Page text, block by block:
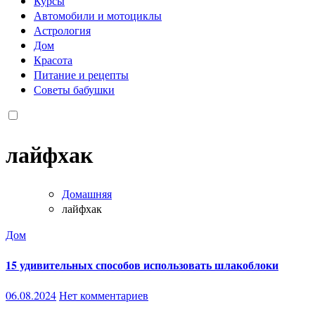
Автомобили и мотоциклы
Астрология
Дом
Красота
Питание и рецепты
Советы бабушки
лайфхак
Домашняя
лайфхак
Дом
15 удивительных способов использовать шлакоблоки
06.08.2024Нет комментариев